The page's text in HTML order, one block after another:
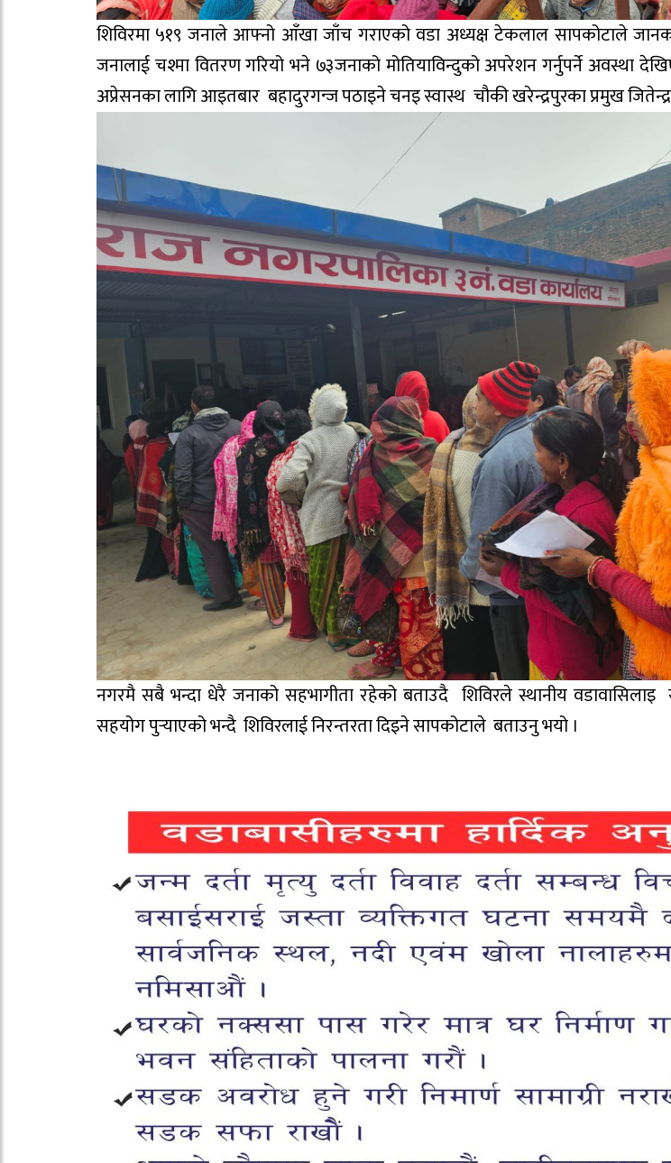
शिविरमा ५१९ जनाले आफ्नो आँखा जाँच गराएको वडा अध्यक्ष टेकलाल सापकोटाले
जनालाई चश्मा वितरण गरियो भने ७३जनाको मोतियाविन्दुको अपरेशन गर्नुपर्ने अवस्था
अप्रेसनका लागि आइतबार बहादुरगन्ज पठाइने चनइ स्वास्थ चौकी खरेन्द्रपुरका प्रमुख
नगरमै सबै भन्दा धेरै जनाको सहभागीता रहेको बताउदै शिविरले स्थानीय
सहयोग पुर्‍याएको भन्दै शिविरलाई निरन्तरता दिइने सापकोटाले बताउनु भयो ।